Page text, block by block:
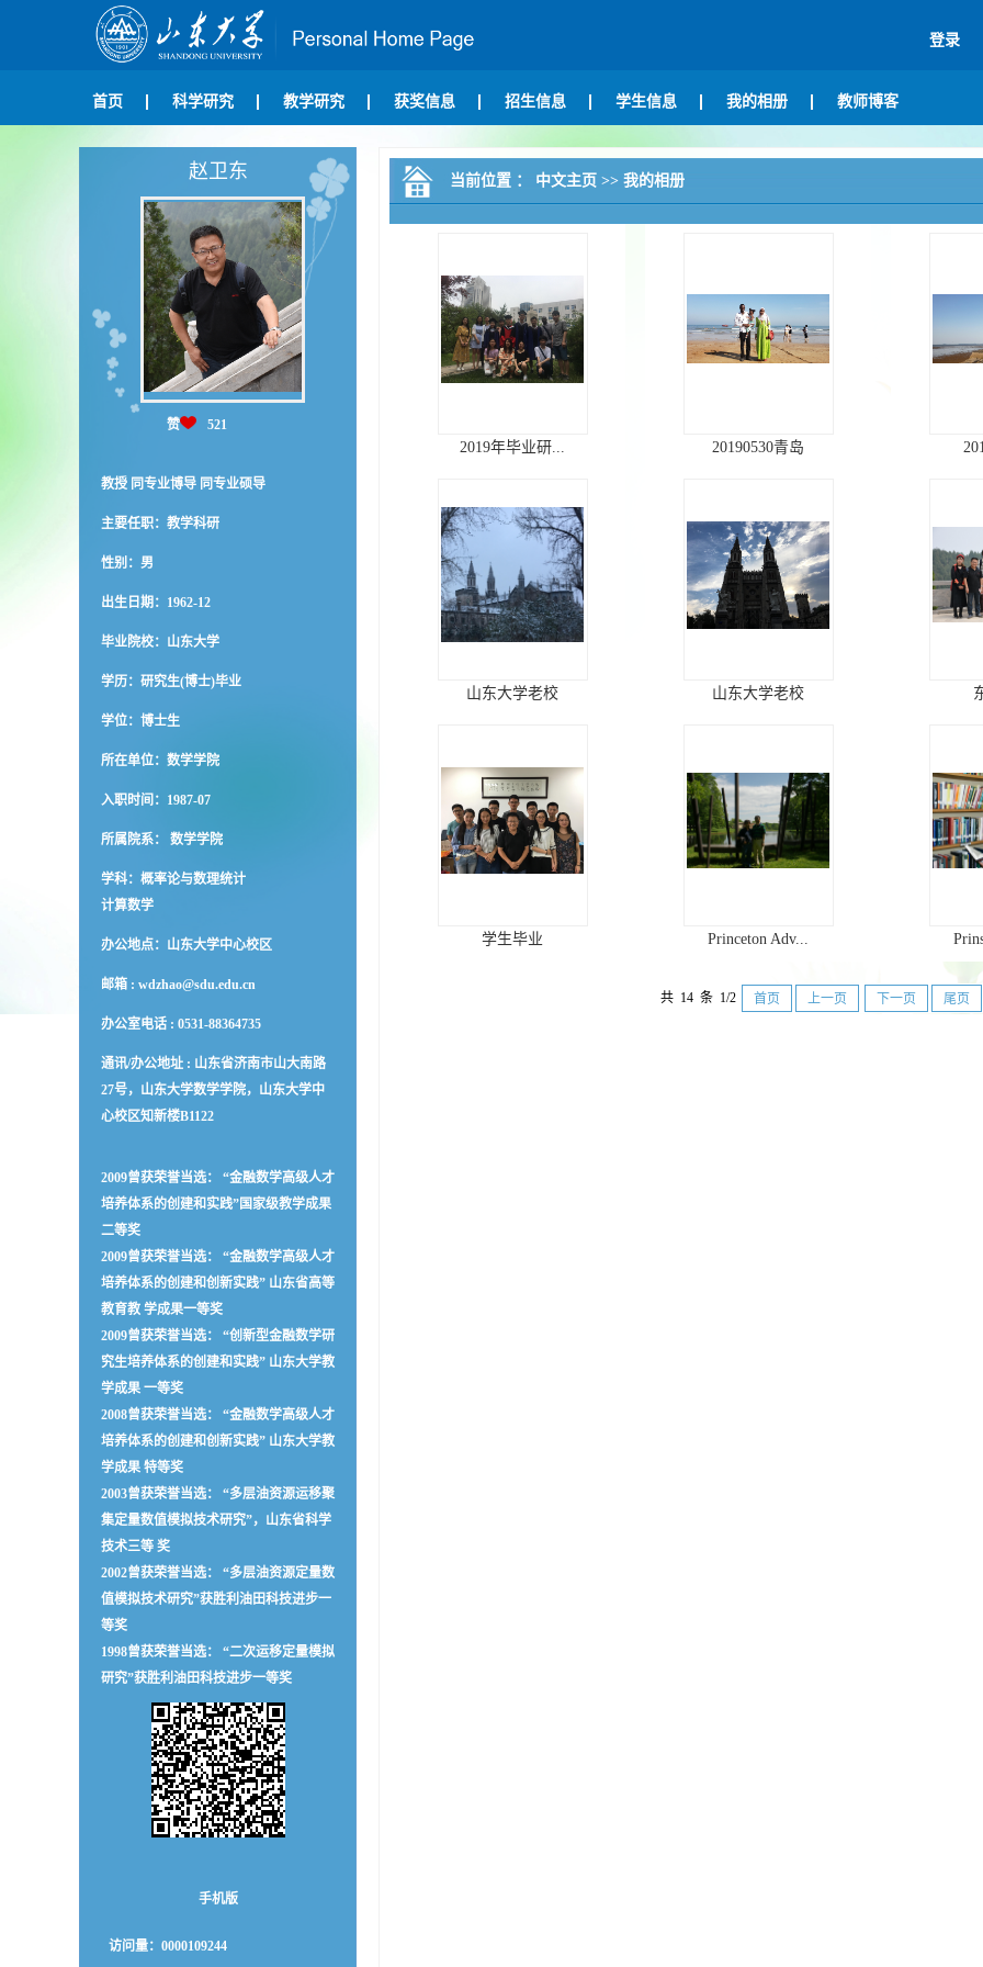
登录
首页 科学研究 教学研究 获奖信息 招生信息 学生信息 我的相册 教师博客
赵卫东
赞 521
教授 同专业博导 同专业硕导
主要任职：教学科研
性别：男
出生日期：1962-12
毕业院校：山东大学
学历：研究生(博士)毕业
学位：博士生
所在单位：数学学院
入职时间：1987-07
所属院系： 数学学院
学科：概率论与数理统计
计算数学
办公地点：山东大学中心校区
邮箱 : wdzhao@sdu.edu.cn
办公室电话 : 0531-88364735
通讯/办公地址 : 山东省济南市山大南路
27号，山东大学数学学院，山东大学中
心校区知新楼B1122
2009曾获荣誉当选： “金融数学高级人才
培养体系的创建和实践”国家级教学成果
二等奖
2009曾获荣誉当选： “金融数学高级人才
培养体系的创建和创新实践” 山东省高等
教育教 学成果一等奖
2009曾获荣誉当选： “创新型金融数学研
究生培养体系的创建和实践” 山东大学教
学成果 一等奖
2008曾获荣誉当选： “金融数学高级人才
培养体系的创建和创新实践” 山东大学教
学成果 特等奖
2003曾获荣誉当选： “多层油资源运移聚
集定量数值模拟技术研究”，山东省科学
技术三等 奖
2002曾获荣誉当选： “多层油资源定量数
值模拟技术研究”获胜利油田科技进步一
等奖
1998曾获荣誉当选： “二次运移定量模拟
研究”获胜利油田科技进步一等奖
手机版
访问量： 0000109244
当前位置 ： 中文主页 >> 我的相册
2019年毕业研... 20190530青岛
山东大学老校 山东大学老校
学生毕业 Princeton Adv...
共 14 条 1/2 首页 上一页 下一页 尾页